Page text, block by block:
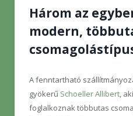
Három az
modern,
A fenntartható
gyökerű Schoeller Allibert,
foglalkoznak többutas